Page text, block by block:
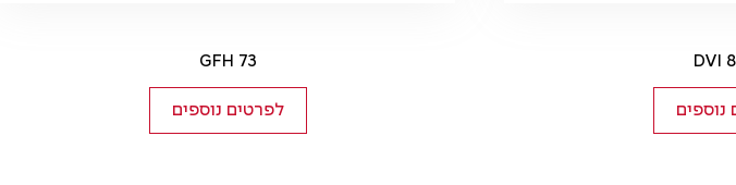
DVI
נוספים
GFH 73
לפרטים נוספים